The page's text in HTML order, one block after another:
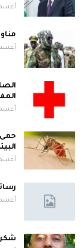
أغسطس
أغسطس
أغسطس
حمى
أغسطس
أغسطس